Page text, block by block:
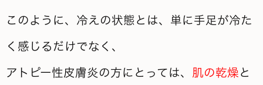
このように、冷えの状態とは、単に手足が冷た
く感じるだけでなく、
アトピー性皮膚炎の方にとっては、 肌の乾燥 と